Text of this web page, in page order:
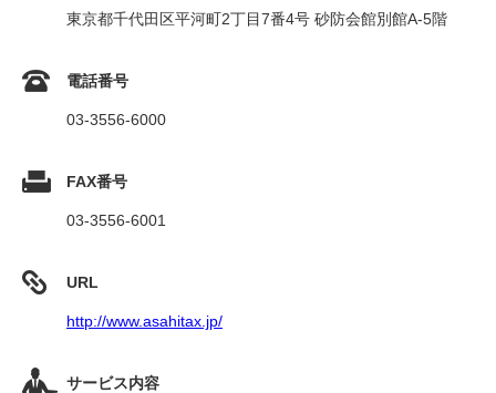
東京都千代田区平河町2丁目7番4号 砂防会館別館A-5階
電話番号
03-3556-6000
FAX番号
03-3556-6001
URL
http://www.asahitax.jp/
サービス内容